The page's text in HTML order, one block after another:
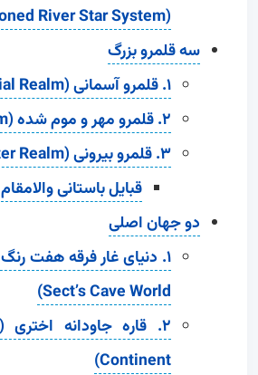
(Summoned River Star System)
سه قلمرو بزرگ
۱. قلمرو آسمانی (Celestial Realm)
۲. قلمرو مهر و موم شده (Sealed Realm)
۳. قلمرو بیرونی (Outer Realm)
قبایل باستانی والامقام
دو جهان اصلی
Sect’s Cave World)
Continent)